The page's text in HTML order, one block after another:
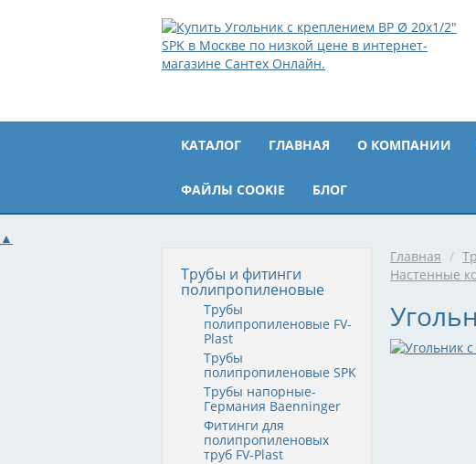
КАТАЛОГ ГЛАВНАЯ О КОМПАНИИ
ФАЙЛЫ COOKIE БЛОГ
▲
Трубы и фитинги
полипропиленовые
Трубы
полипропиленовые FV-
Plast
Трубы
полипропиленовые SPK
Трубы напорные-
Германия Baenninger
Фитинги для
полипропиленовых
труб FV-Plast
Главная /
Настенные